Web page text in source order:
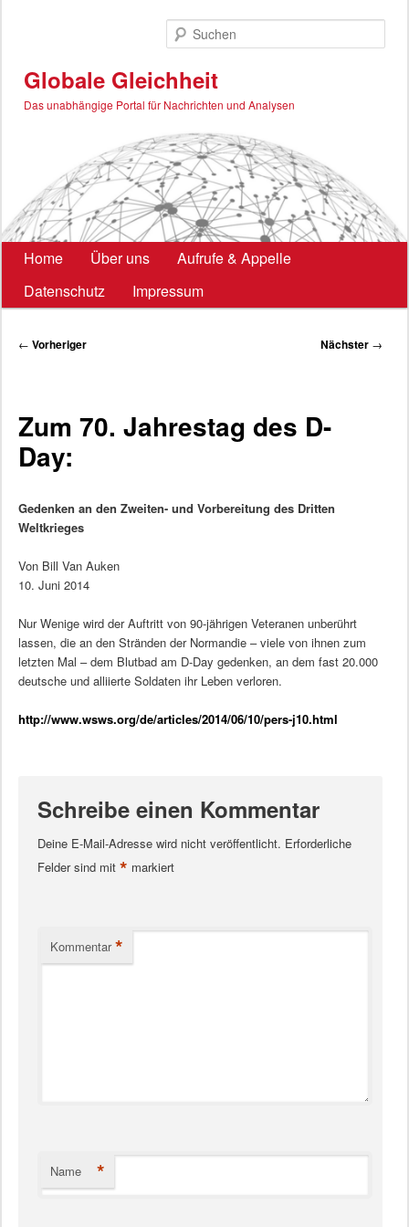
Globale Gleichheit
Das unabhängige Portal für Nachrichten und Analysen
Hauptmenü
Home Über uns
Aufrufe & Appelle
Datenschutz
Impressum
Beitragsnavigation
← Vorheriger Nächster →
Zum 70. Jahrestag des D-
Day:
Gedenken an den Zweiten- und Vorbereitung des Dritten
Weltkrieges
Von Bill Van Auken
10. Juni 2014
Nur Wenige wird der Auftritt von 90-jährigen Veteranen unberührt
lassen, die an den Stränden der Normandie – viele von ihnen zum
letzten Mal – dem Blutbad am D-Day gedenken, an dem fast 20.000
deutsche und alliierte Soldaten ihr Leben verloren.
http://www.wsws.org/de/articles/2014/06/10/pers-j10.html
Schreibe einen Kommentar
Deine E-Mail-Adresse wird nicht veröffentlicht. Erforderliche
Felder sind mit * markiert
Kommentar *
Name *